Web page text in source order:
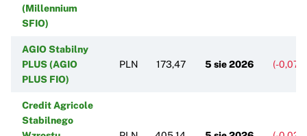
(Millennium
SFIO)
AGIO Stabilny
PLUS (AGIO
PLUS FIO)
PLN 173,47 5 sie 2026 (-
Credit Agricole
Stabilnego